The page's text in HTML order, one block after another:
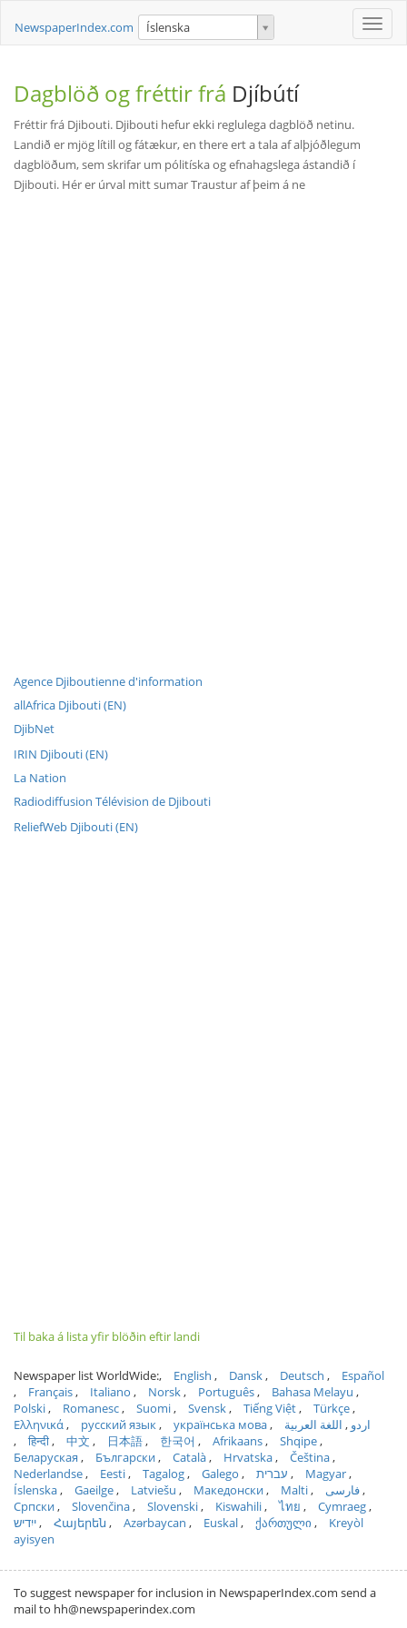
Toggle
NewspaperIndex.com Íslenska
Dagblöð og fréttir frá Djíbútí
Fréttir frá Djibouti. Djibouti hefur ekki reglulega dagblöð netinu.
Landið er mjög lítill og fátækur, en there ert a tala af alþjóðlegum
dagblöðum, sem skrifar um pólitíska og efnahagslega ástandið í
Djibouti. Hér er úrval mitt sumar Traustur af þeim á ne
Agence Djiboutienne d'information
allAfrica Djibouti (EN)
DjibNet
IRIN Djibouti (EN)
La Nation
Radiodiffusion Télévision de Djibouti
ReliefWeb Djibouti (EN)
Til baka á lista yfir blöðin eftir landi
Newspaper list WorldWide: English Dansk Deutsch
Español
Français
Italiano Norsk Português
Bahasa Melayu
Polski
Romanesc Suomi Svensk Tiếng Việt
Türkçe
Ελληνικά
русский язык українська мова اردو
اللغة العربية
हिन्दी
中文 日本語 한국어 Afrikaans
Shqipe
Беларуская
Български Català Hrvatska
Čeština
Nederlandse
Eesti Tagalog Galego עברית
Magyar
Íslenska
Gaeilge Latviešu Македонски Malti
فارسی
Српски
Slovenčina Slovenski Kiswahili ไทย
Cymraeg
ייִדיש
Հայերեն Azərbaycan Euskal ქართული
Kreyòl
ayisyen
To suggest newspaper for inclusion in NewspaperIndex.com send a
mail to hh@newspaperindex.com